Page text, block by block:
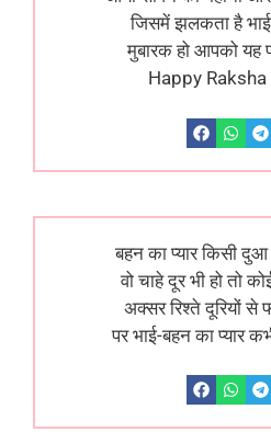
जिसमें झलकता है
मुबारक हो आपको यह
Happy
बहन का प्यार किसी
वो चाहे दूर भी हो तो
अक्सर रिश्ते दूरियों से
पर भाई-बहन का प्यार